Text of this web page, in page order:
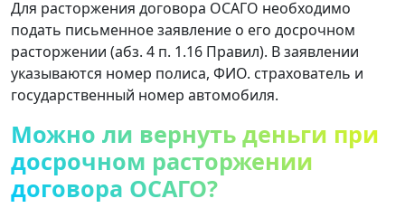
Для расторжения договора ОСАГО необходимо
подать письменное заявление о его досрочном
расторжении (абз. 4 п. 1.16 Правил). В заявлении
указываются номер полиса, ФИО. страхователь и
государственный номер автомобиля.
Можно ли вернуть деньги при
досрочном расторжении
договора ОСАГО?